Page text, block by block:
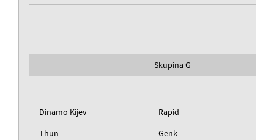
Skupina G
Dinamo Kijev
Rapid
Thun
Genk